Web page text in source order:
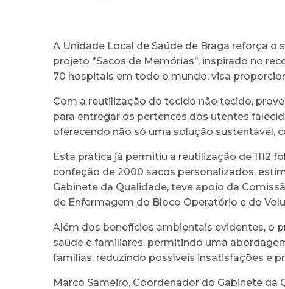
A Unidade Local de Saúde de Braga reforça
projeto "Sacos de Memórias", inspirado no
70 hospitais em todo o mundo, visa
Com a reutilização do tecido não tecido,
para entregar os pertences dos utentes
oferecendo não só uma solução
Esta prática já permitiu a reutilização de 1112
confeção de 2000 sacos personalizados,
Gabinete da Qualidade, teve apoio da
de Enfermagem do Bloco Operatório e do
Além dos benefícios ambientais evidentes, o
saúde e familiares, permitindo uma
famílias, reduzindo possíveis insatisfações e
Marco Sameiro, Coordenador do Gabinete da